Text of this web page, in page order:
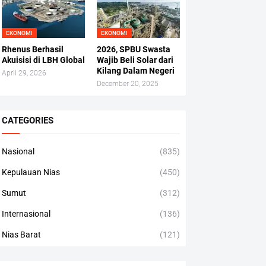
EKONOMI
Rhenus Berhasil
Akuisisi di LBH Global
April 29, 2026
EKONOMI
2026, SPBU Swasta
Wajib Beli Solar dari
Kilang Dalam Negeri
December 20, 2025
CATEGORIES
Nasional (835)
Kepulauan Nias (450)
Sumut (312)
Internasional (136)
Nias Barat (121)